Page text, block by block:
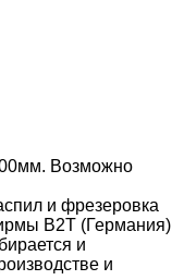
Возможно
и фрезеровка
B2T (Германия)
и
и